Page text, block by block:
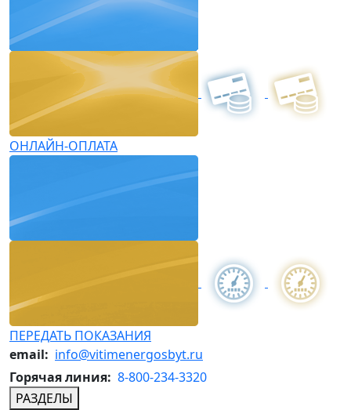
ОНЛАЙН-ОПЛАТА
ПЕРЕДАТЬ ПОКАЗАНИЯ
email: info@vitimenergosbyt.ru
Горячая линия: 8-800-234-3320
РАЗДЕЛЫ